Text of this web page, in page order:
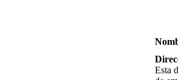
Esta